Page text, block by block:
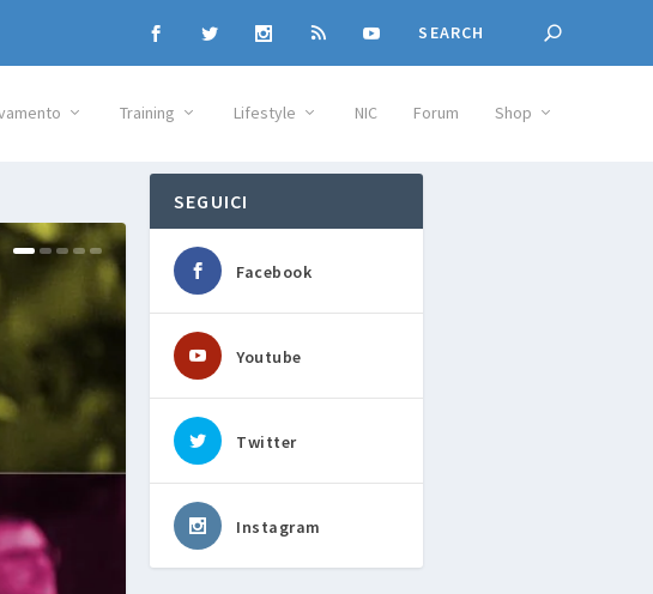
Training Lifestyle NIC Forum Shop
SEGUICI
Facebook
Youtube
Twitter
Instagram